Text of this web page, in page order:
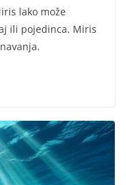
lako može
ili pojedinca. Miris